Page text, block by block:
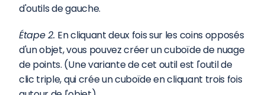
d'outils de gauche.
Étape 2. En cliquant deux fois sur les coins opposés
d'un objet, vous pouvez créer un cuboïde de nuage
de points. (Une variante de cet outil est l'outil de
clic triple, qui crée un cuboïde en cliquant trois fois